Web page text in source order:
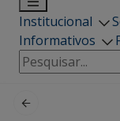
Institucional
Informativos
Pesquisar
por: